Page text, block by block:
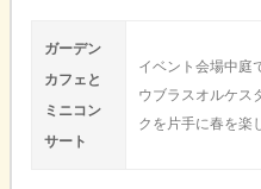
ガーデン
カフェと
ミニコン
サート
イベント会場中庭
ウブラスオルケス
クを片手に春を楽